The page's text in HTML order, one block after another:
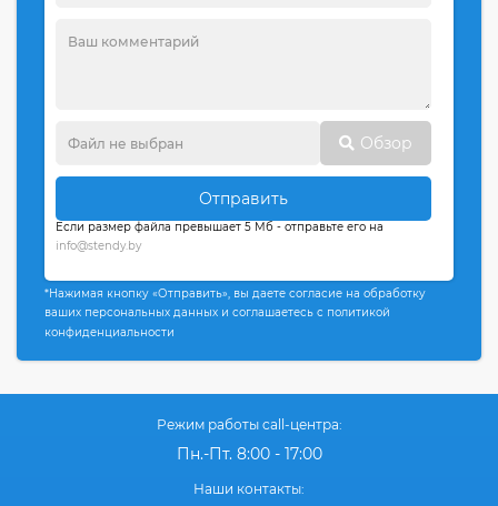
Обзор
Отправить
Если размер файла превышает 5 Мб - отправьте его на
info@stendy.by
*Нажимая кнопку «Отправить», вы даете согласие на обработку
ваших персональных данных и соглашаетесь с политикой
конфиденциальности
Режим работы call-центра:
Пн.-Пт. 8:00 - 17:00
Наши контакты: